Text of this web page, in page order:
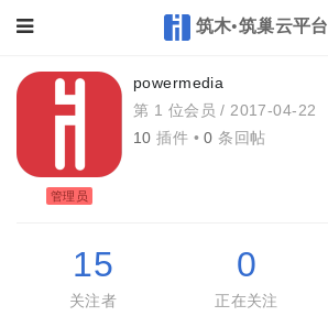
Toggle 筑木•筑巢云平台
管理员
powermedia
第 1 位会员 / 2017-04-22
10 插件 •0 条回帖
15
关注者
0
正在关注